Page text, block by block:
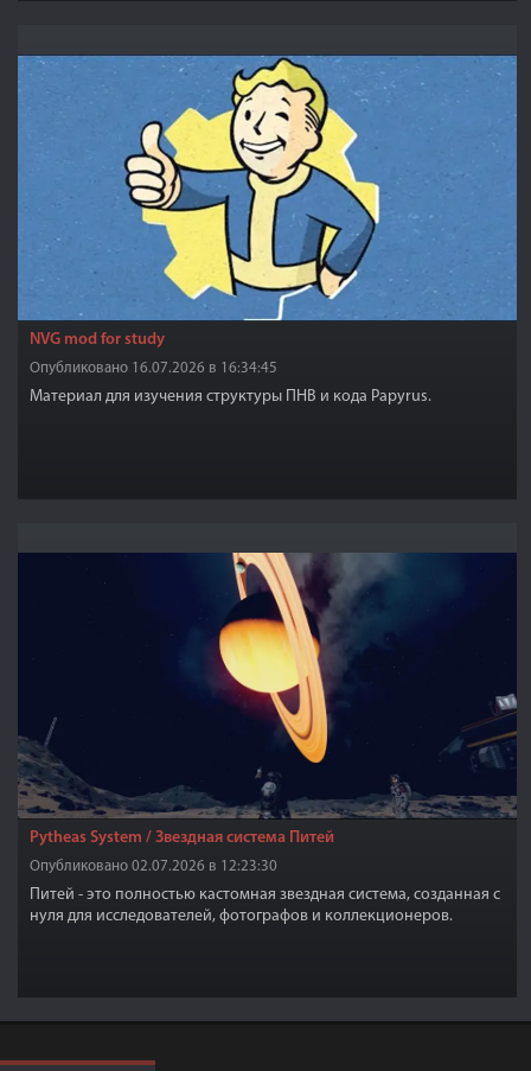
NVG mod for study
Опубликовано 16.07.2026 в 16:34:45
Материал для изучения структуры ПНВ и кода Papyrus.
Pytheas System / Звездная система Питей
Опубликовано 02.07.2026 в 12:23:30
Питей - это полностью кастомная звездная система, созданная с
нуля для исследователей, фотографов и коллекционеров.